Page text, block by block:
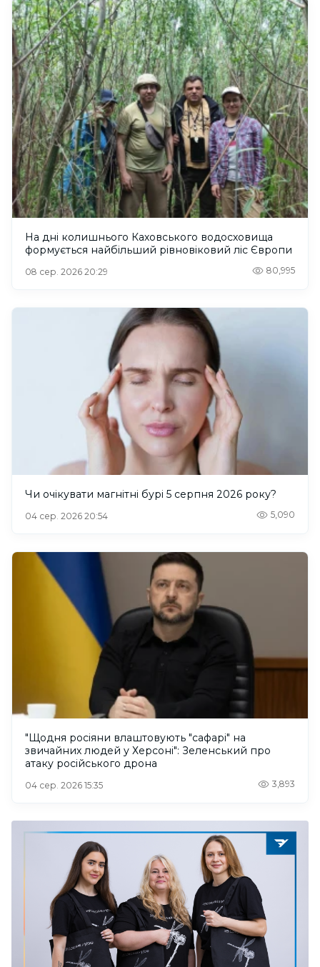
На дні колишнього Каховського водосховища
формується найбільший рівновіковий ліс Європи
08 сер. 2026 20:29 80,995
Чи очікувати магнітні бурі 5 серпня 2026 року?
04 сер. 2026 20:54 5,090
"Щодня росіяни влаштовують "сафарі" на
звичайних людей у Херсоні": Зеленський про
атаку російського дрона
04 сер. 2026 15:35 3,893